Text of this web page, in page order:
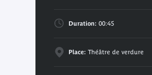
Duration: 00:45
Place: Théâtre de verdure